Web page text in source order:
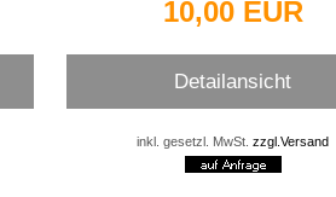
10,00 EUR
Detailansicht
inkl. gesetzl. MwSt.zzgl.Versand